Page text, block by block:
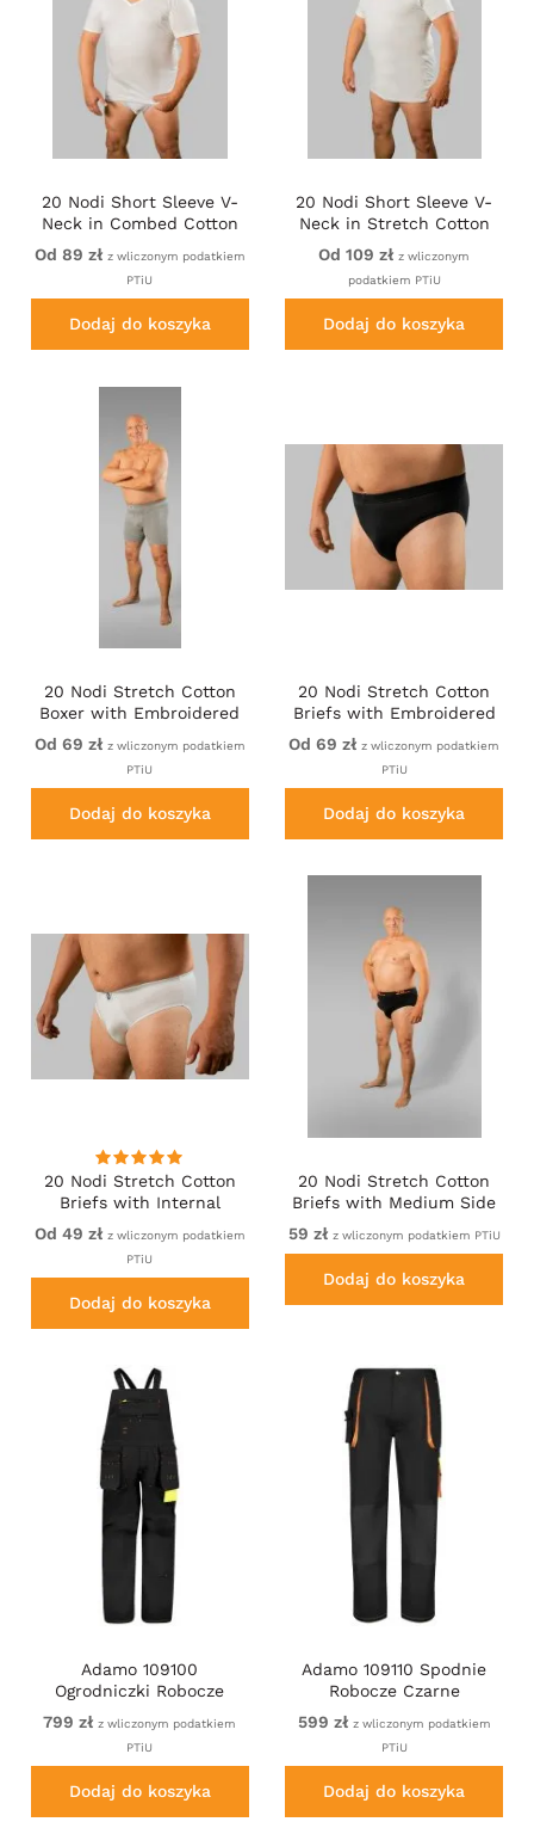
20 Nodi Short Sleeve V-
Neck in Combed Cotton
Jersey White
Od 89 zł z wliczonym podatkiem
PTiU
Dodaj do koszyka
20 Nodi Short Sleeve V-
Neck in Stretch Cotton
White
Od 109 zł z wliczonym
podatkiem PTiU
Dodaj do koszyka
20 Nodi Stretch Cotton
Boxer with Embroidered
Long Leg Grey
Od 69 zł z wliczonym podatkiem
PTiU
Dodaj do koszyka
20 Nodi Stretch Cotton
Briefs with Embroidered
Side Label Black
Od 69 zł z wliczonym podatkiem
PTiU
Dodaj do koszyka
20 Nodi Stretch Cotton
Briefs with Internal
Elastic Band and Low
Rise White
Od 49 zł z wliczonym podatkiem
PTiU
Dodaj do koszyka
20 Nodi Stretch Cotton
Briefs with Medium Side
59 zł z wliczonym podatkiem PTiU
Dodaj do koszyka
Adamo 109100
Ogrodniczki Robocze
799 zł z wliczonym podatkiem
PTiU
Dodaj do koszyka
Adamo 109110 Spodnie
Robocze Czarne
599 zł z wliczonym podatkiem
PTiU
Dodaj do koszyka